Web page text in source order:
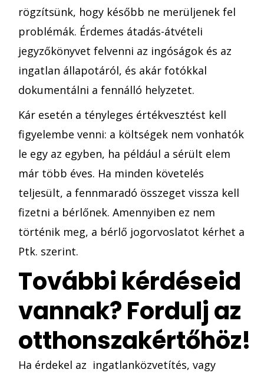
rögzítsünk, hogy később ne merüljenek fel
problémák. Érdemes átadás-átvételi
jegyzőkönyvet felvenni az ingóságok és az
ingatlan állapotáról, és akár fotókkal
dokumentálni a fennálló helyzetet.
Kár esetén a tényleges értékvesztést kell
figyelembe venni: a költségek nem vonhatók
le egy az egyben, ha például a sérült elem
már több éves. Ha minden követelés
teljesült, a fennmaradó összeget vissza kell
fizetni a bérlőnek. Amennyiben ez nem
történik meg, a bérlő jogorvoslatot kérhet a
Ptk. szerint.
További kérdéseid
vannak? Fordulj az
otthonszakértőhöz!
Ha érdekel az ingatlanközvetítés, vagy